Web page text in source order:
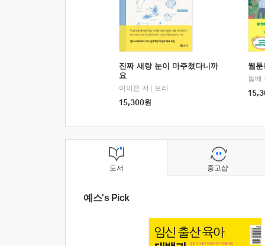
진짜 새랑 눈이 마주쳤다니까
요
이이은 저
보리
15,300원
웹
돌배
도서
예스's Pick
중고샵